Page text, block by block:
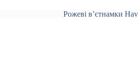
Рожеві вʼєтнамки